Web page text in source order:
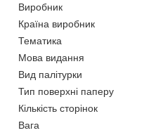
Виробник
Країна виробник
Тематика
Мова видання
Вид палітурки
Тип поверхні паперу
Кількість сторінок
Вага